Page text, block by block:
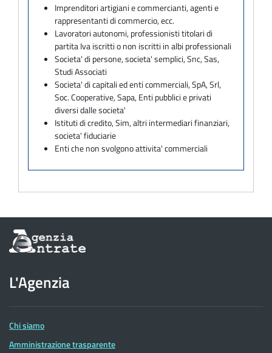
Imprenditori artigiani e commercianti, agenti e
rappresentanti di commercio, ecc.
Lavoratori autonomi, professionisti titolari di
partita Iva iscritti o non iscritti in albi professionali
Societa' di persone, societa' semplici, Snc, Sas,
Studi Associati
Societa' di capitali ed enti commerciali, SpA, Srl,
Soc. Cooperative, Sapa, Enti pubblici e privati
diversi dalle societa'
Istituti di credito, Sim, altri intermediari finanziari,
societa' fiduciarie
Enti che non svolgono attivita' commerciali
Informazioni
sul
dell'Agenzia
delle
Entrate
L'Agenzia
Chi siamo
Amministrazione trasparente